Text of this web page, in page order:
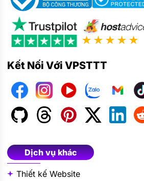
★★★★★
Kết Nối Với VPSTTT
Dịch vụ khác
Thiết kế Website